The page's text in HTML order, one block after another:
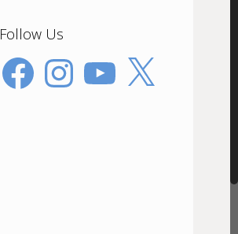
Follow Us
FacebookInstagramYouTube
X